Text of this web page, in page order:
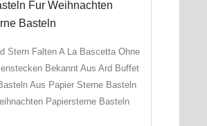
Stern Falten A La Bascetta Ohne
Bekannt Aus Ard Buffet
Aus Papier Sterne Basteln
Papiersterne Basteln